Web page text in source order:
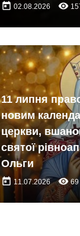
today 02.08.2026 remove_red_eye
11 липня
новим
церкви,
святої
Ольги
today 11.07.2026 remove_red_eye 69